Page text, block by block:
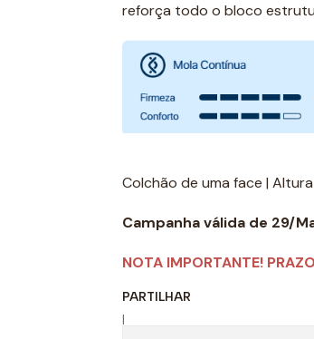
reforça todo o bloco
Colchão de uma face |
Campanha válida de 29/
NOTA IMPORTANTE!
PARTILHAR
|